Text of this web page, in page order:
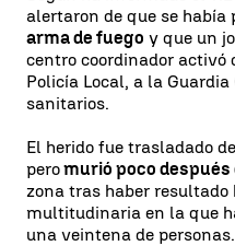
alertaron de que se había
arma de fuego y que un
centro coordinador
Policía Local, a la
sanitarios.
El herido fue trasladado
peromurió poco
zona tras haber resultado
multitudinaria en la que
una veintena de personas.